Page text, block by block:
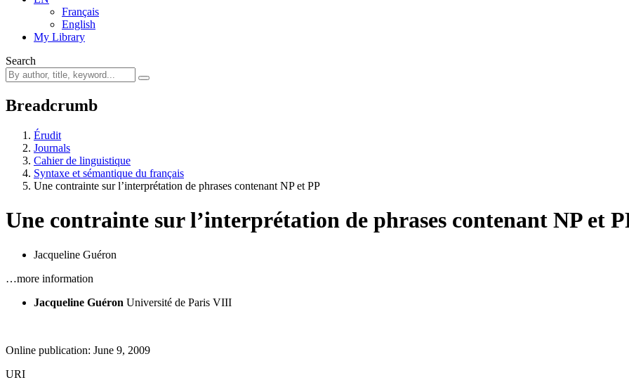
Français
English
My Library
Search
Breadcrumb
Érudit
Journals
Cahier de linguistique
Syntaxe et sémantique du français
Une contrainte sur l’interprétation de phrases contenant NP et PP
Une contrainte sur l’interprétation de phrases contenant NP et
Jacqueline Guéron
…more information
Jacqueline Guéron Université de Paris VIII
Online publication: June 9, 2009
URI